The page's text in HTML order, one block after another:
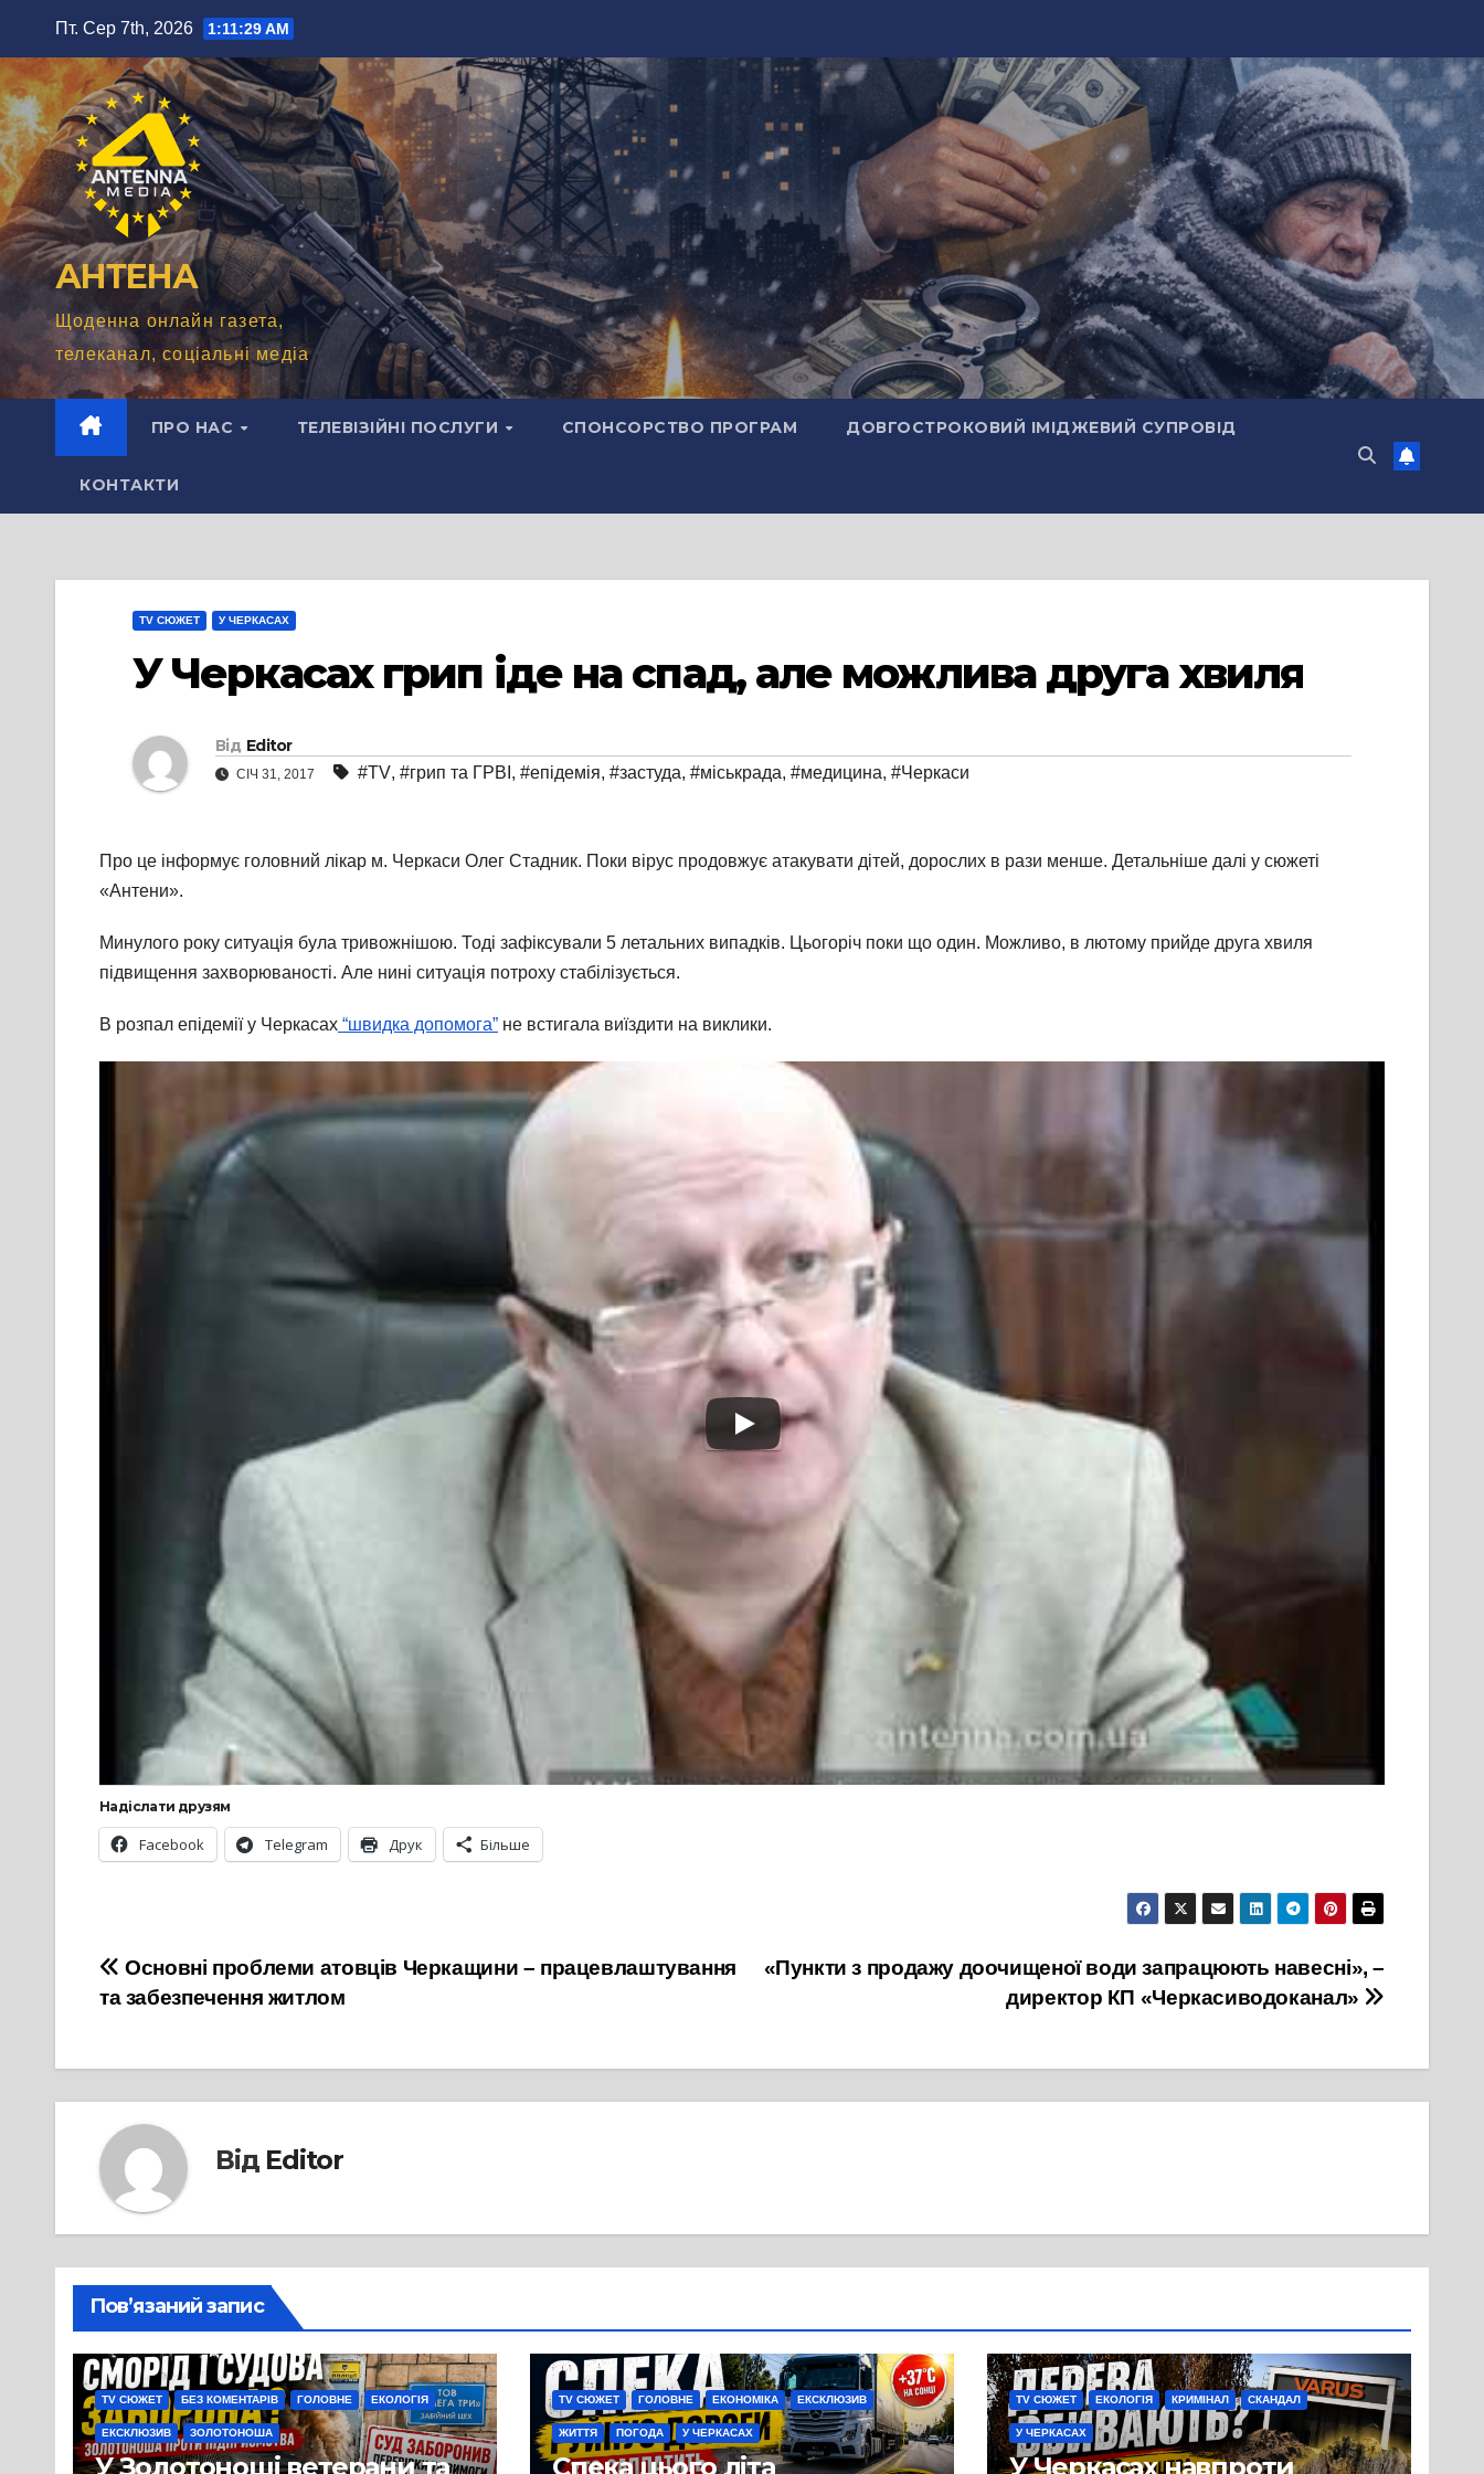
вмісту
Пт. Сер 7th, 2026 1:11:31 AM
АНТЕНА
Щоденна онлайн газета,
телеканал, соціальні медіа
ПРО НАС ТЕЛЕВІЗІЙНІ ПОСЛУГИ СПОНСОРСТВО ПРОГРАМ ДОВГОСТРОКОВИЙ ІМІДЖЕВИЙ СУПРОВІД
КОНТАКТИ
TV СЮЖЕТ У ЧЕРКАСАХ
У Черкасах грип іде на спад, але можлива друга хвиля
Від Editor
СІЧ 31, 2017 #TV, #грип та ГРВІ , #епідемія, #застуда, #міськрада, #медицина, #Черкаси
Про це інформує головний лікар м. Черкаси Олег Стадник. Поки вірус продовжує атакувати дітей, дорослих в рази менше. Детальніше далі у сюжеті
«Антени».
Минулого року ситуація була тривожнішою. Тоді зафіксували 5 летальних випадків. Цьогоріч поки що один. Можливо, в лютому прийде друга хвиля
підвищення захворюваності. Але нині ситуація потроху стабілізується.
В розпал епідемії у Черкасах “швидка допомога” не встигала виїздити на виклики.
Надіслати друзям
Facebook Telegram Друк Більше
Навігація
«Пункти з продажу доочищеної води запрацюють навесні», –
директор КП «Черкасиводоканал»
Основні проблеми атовців Черкащини – працевлаштування
та забезпечення житлом
Від Editor
Пов’язаний запис
TV СЮЖЕТ БЕЗ КОМЕНТАРІВ ГОЛОВНЕ ЕКОЛОГІЯ
ЕКСКЛЮЗИВ ЗОЛОТОНОША
У Золотоноші ветерани та
TV СЮЖЕТ ГОЛОВНЕ ЕКОНОМІКА ЕКСКЛЮЗИВ
ЖИТТЯ ПОГОДА У ЧЕРКАСАХ
Спека цього літа
TV СЮЖЕТ ЕКОЛОГІЯ КРИМІНАЛ СКАНДАЛ
У ЧЕРКАСАХ
У Черкасах навпроти